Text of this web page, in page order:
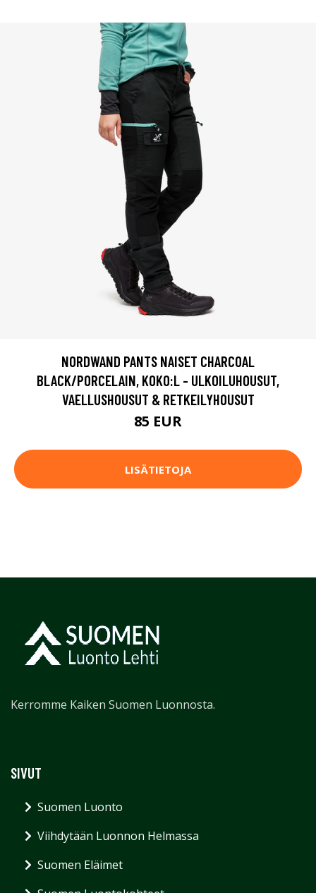
NORDWAND PANTS NAISET CHARCOAL
BLACK/PORCELAIN, KOKO:L - ULKOILUHOUSUT,
VAELLUSHOUSUT & RETKEILYHOUSUT
85 EUR
LISÄTIETOJA
Kerromme Kaiken Suomen Luonnosta.
SIVUT
Suomen Luonto
Viihdytään Luonnon Helmassa
Suomen Eläimet